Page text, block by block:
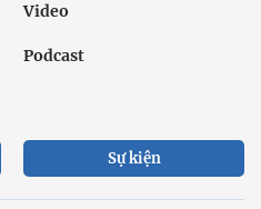
Video
Podcast
Sự kiện